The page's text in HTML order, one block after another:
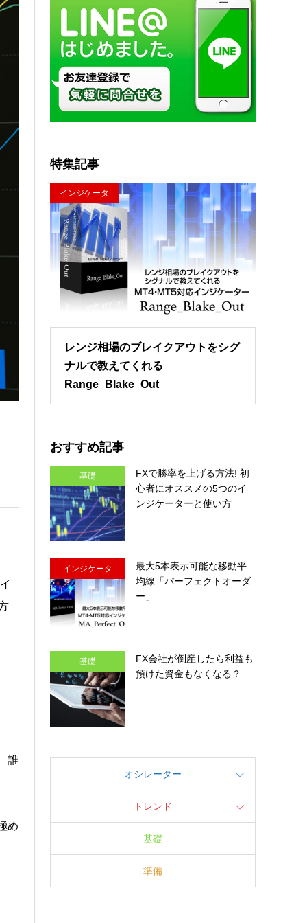
誰
め
特集記事
インジケータ
レンジ相場のブレイクアウトをシグ
ナルで教えてくれる
Range_Blake_Out
おすすめ記事
基礎
FXで勝率を上げる方法! 初
心者にオススメの5つのイ
ンジケーターと使い方
インジケータ
最大5本表示可能な移動平
均線「パーフェクトオーダ
ー」
基礎
FX会社が倒産したら利益も
預けた資金もなくなる？
オシレーター
トレンド
基礎
準備